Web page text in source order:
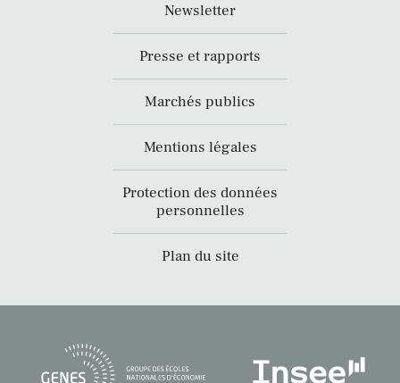
Newsletter
Presse et rapports
Marchés publics
Mentions légales
Protection des données
personnelles
Plan du site